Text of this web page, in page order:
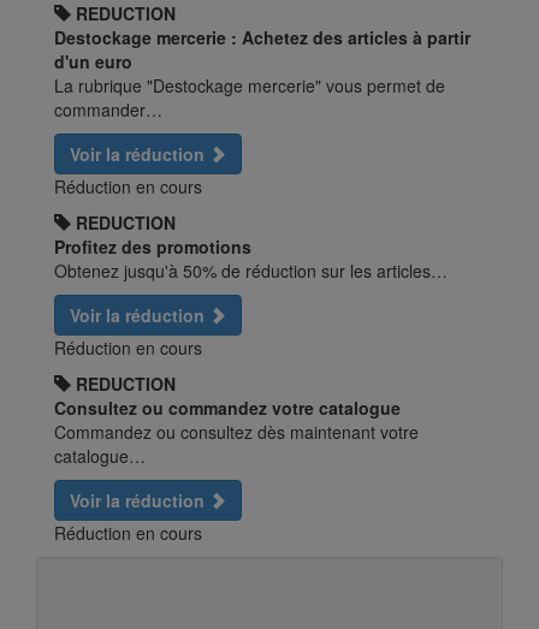
REDUCTION
Destockage mercerie : Achetez des articles à partir
d'un euro
La rubrique "Destockage mercerie" vous permet de
commander…
Voir la réduction
Réduction en cours
REDUCTION
Profitez des promotions
Obtenez jusqu'à 50% de réduction sur les articles…
Voir la réduction
Réduction en cours
REDUCTION
Consultez ou commandez votre catalogue
Commandez ou consultez dès maintenant votre
catalogue…
Voir la réduction
Réduction en cours